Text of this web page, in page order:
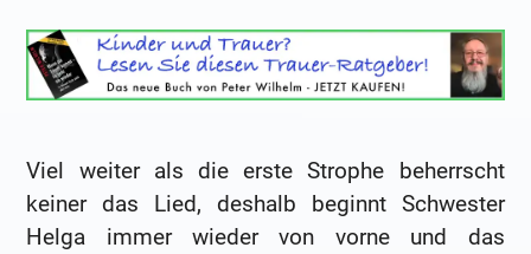
Viel weiter als die erste Strophe beherrscht
keiner das Lied, deshalb beginnt Schwester
Helga immer wieder von vorne und das